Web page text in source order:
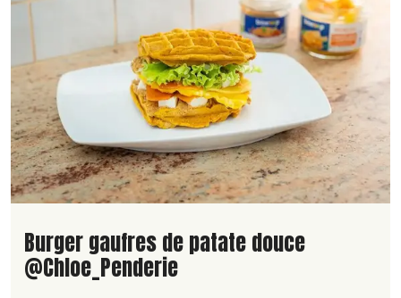
Lire la suite de la recette
Burger gaufres de patate douce
@Chloe_Penderie